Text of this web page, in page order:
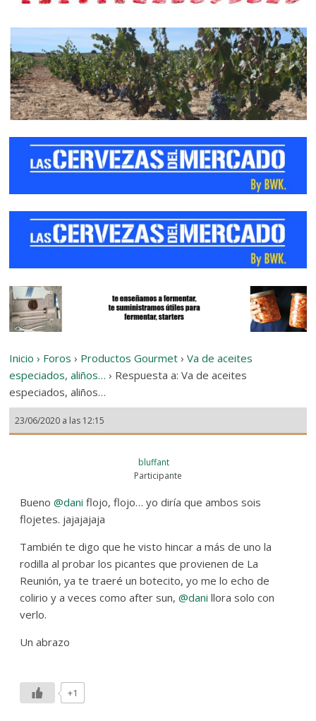
Inicio › Foros › Productos Gourmet › Va de aceites
especiados, aliños… › Respuesta a: Va de aceites
especiados, aliños…
23/06/2020 a las 12:15
bluffant
Participante
Bueno@dani flojo, flojo… yo diría que ambos sois
flojetes. jajajajaja
También te digo que he visto hincar a más de uno la
rodilla al probar los picantes que provienen de La
Reunión, ya te traeré un botecito, yo me lo echo de
colirio y a veces como after sun,@dani llora solo con
verlo.
Un abrazo
+1